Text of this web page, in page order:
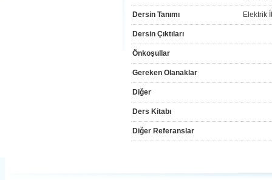
Dersin Tanımı Elektrik
Dersin Çıktıları
Önkoşullar
Gereken Olanaklar
Diğer
Ders Kitabı
Diğer Referanslar